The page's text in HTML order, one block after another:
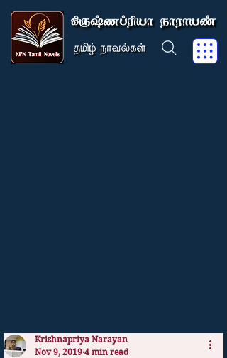
Krishnapriya Narayan
Nov 9, 2019 4 min read